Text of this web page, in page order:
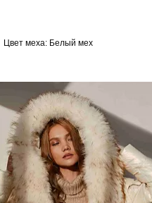
Цвет меха: Белый мех